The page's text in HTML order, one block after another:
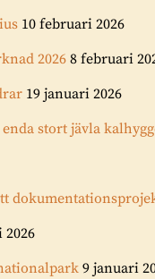
10 februari 2026
2026 8 februari
19 januari 2026
stort jävla
2026
9 januari